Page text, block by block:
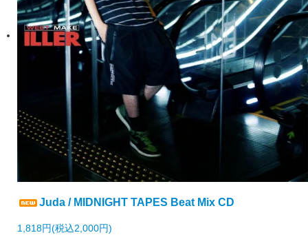
Juda / MIDNIGHT TAPES Beat Mix CD
1,818円(税込2,000円)